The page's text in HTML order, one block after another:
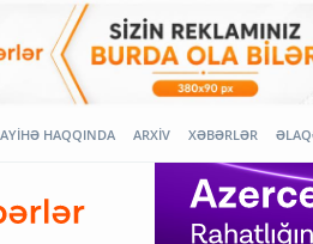
HAQQINDA ARXİV XƏBƏRLƏR